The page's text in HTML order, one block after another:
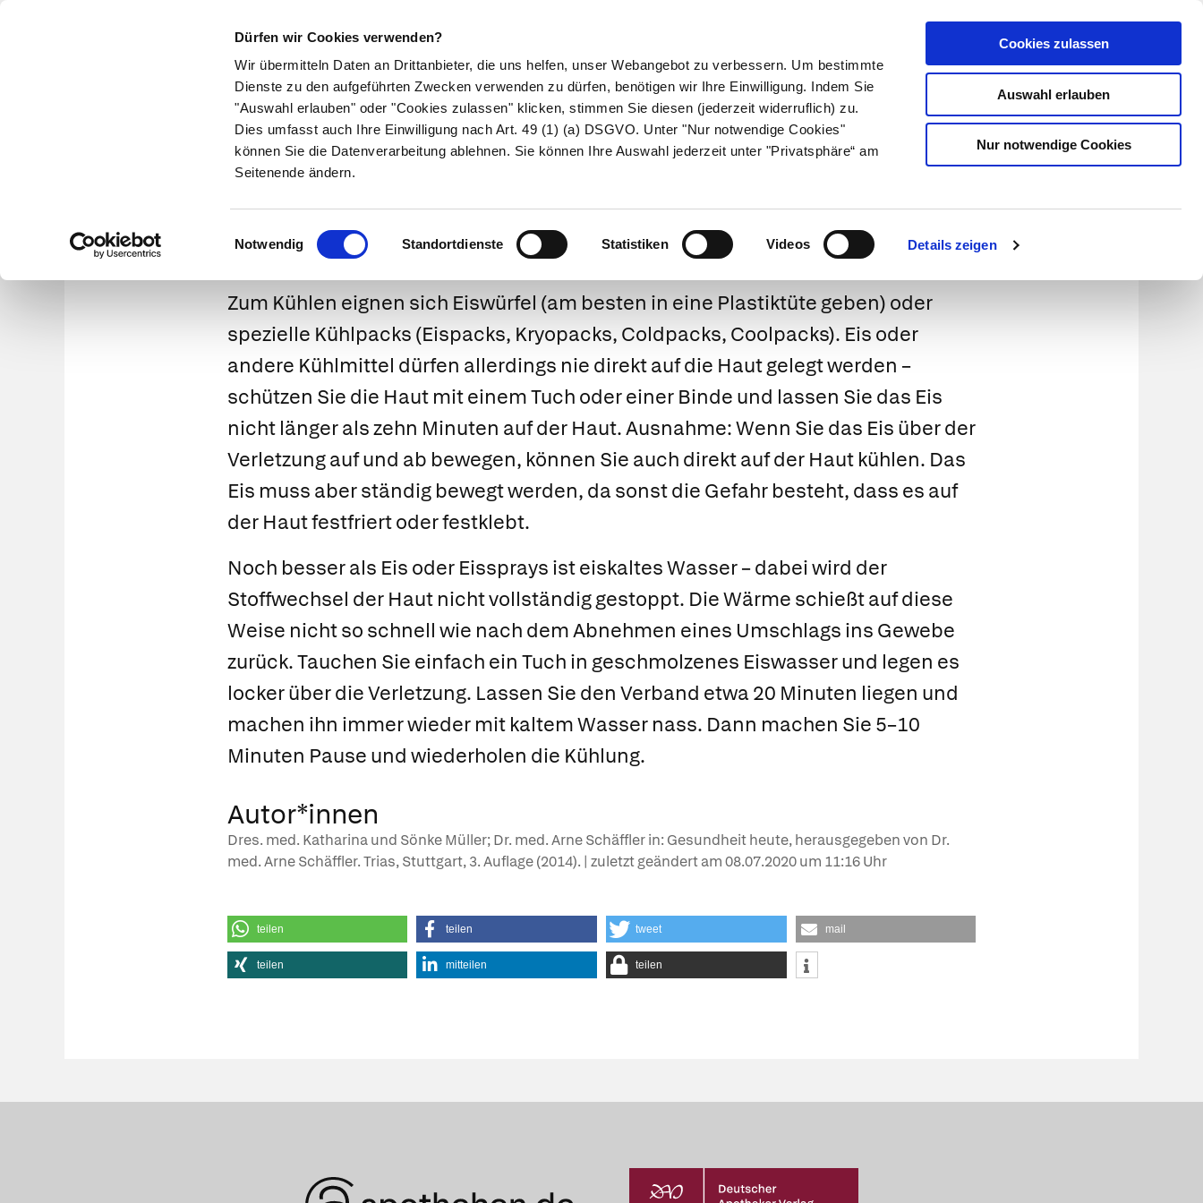
Dürfen wir Cookies verwenden?
Wir übermitteln Daten an Drittanbieter, die uns helfen, unser Webangebot zu verbessern. Um bestimmte
Dienste zu den aufgeführten Zwecken verwenden zu dürfen, benötigen wir Ihre Einwilligung. Indem Sie
"Auswahl erlauben" oder "Cookies zulassen" klicken, stimmen Sie diesen (jederzeit widerruflich) zu.
Dies umfasst auch Ihre Einwilligung nach Art. 49 (1) (a) DSGVO. Unter "Nur notwendige Cookies"
können Sie die Datenverarbeitung ablehnen. Sie können Ihre Auswahl jederzeit unter "Privatsphäre“ am
Seitenende ändern.
Einwilligungsauswahl
Notwendig Standortdienste Statistiken Videos Details zeigen
Cookies zulassen
Auswahl erlauben
Nur notwendige Cookies
Kundenlogin
Suche
Symptome Therapie Medikamente Naturheilkunde Eltern & Kind Gesund leben Über uns
Kühlen – so geht es richtig
Zum Kühlen eignen sich Eiswürfel (am besten in eine Plastiktüte geben) oder
spezielle Kühlpacks (Eispacks, Kryopacks, Coldpacks, Coolpacks). Eis oder
andere Kühlmittel dürfen allerdings nie direkt auf die Haut gelegt werden –
schützen Sie die Haut mit einem Tuch oder einer Binde und lassen Sie das Eis
nicht länger als zehn Minuten auf der Haut. Ausnahme: Wenn Sie das Eis über der
Verletzung auf und ab bewegen, können Sie auch direkt auf der Haut kühlen. Das
Eis muss aber ständig bewegt werden, da sonst die Gefahr besteht, dass es auf
der Haut festfriert oder festklebt.
Noch besser als Eis oder Eissprays ist eiskaltes Wasser – dabei wird der
Stoffwechsel der Haut nicht vollständig gestoppt. Die Wärme schießt auf diese
Weise nicht so schnell wie nach dem Abnehmen eines Umschlags ins Gewebe
zurück. Tauchen Sie einfach ein Tuch in geschmolzenes Eiswasser und legen es
locker über die Verletzung. Lassen Sie den Verband etwa 20 Minuten liegen und
machen ihn immer wieder mit kaltem Wasser nass. Dann machen Sie 5–10
Minuten Pause und wiederholen die Kühlung.
Autor*innen
Dres. med. Katharina und Sönke Müller; Dr. med. Arne Schäffler in: Gesundheit heute, herausgegeben von Dr.
med. Arne Schäffler. Trias, Stuttgart, 3. Auflage (2014). | zuletzt geändert am08.07.2020um 11:16 Uhr
teilen teilen tweet mail
teilen mitteilen teilen